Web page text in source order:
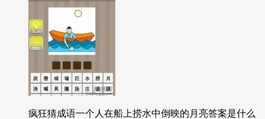
疯狂猜成语一个人在船上捞水中倒映的月亮答案是什么